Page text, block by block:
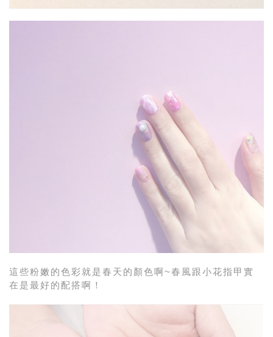
這些粉嫩的色彩就是春天的顏色啊~春風跟小花指甲實
在是最好的配搭啊！